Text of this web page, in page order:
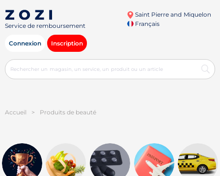
Service de remboursement
Saint Pierre and Miquelon
Français
Connexion Inscription
Accueil > Produits de beauté